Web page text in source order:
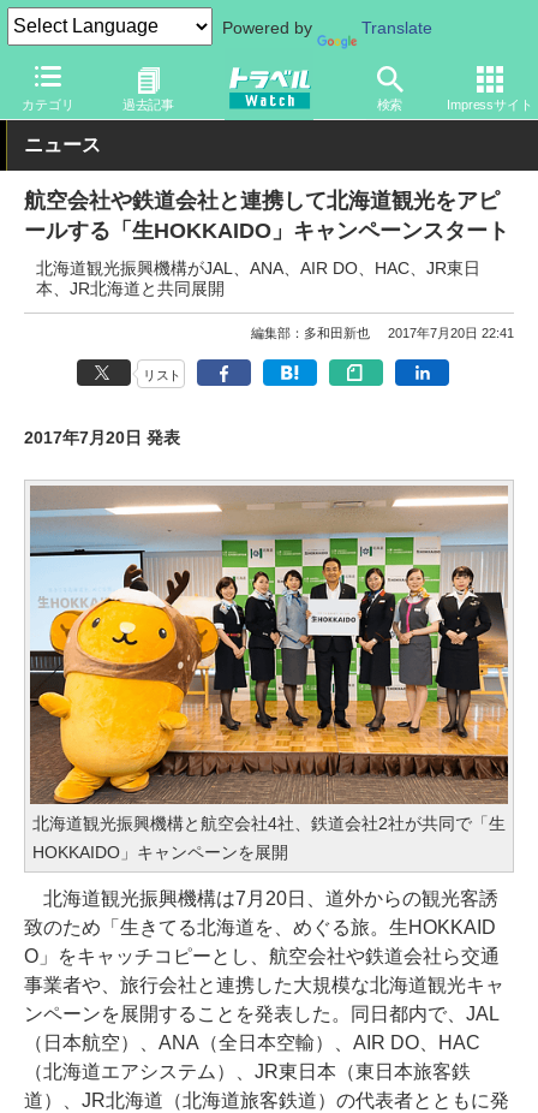
Powered by Translate
カテゴリ 過去記事 検索 Impressサイト
トラベル Watch 地域 国内旅行 北海道
ニュース
航空会社や鉄道会社と連携して北海道観光をアピ
ールする「生HOKKAIDO」キャンペーンスタート
北海道観光振興機構がJAL、ANA、AIR DO、HAC、JR東日
本、JR北海道と共同展開
編集部：多和田新也 2017年7月20日 22:41
リスト
2017年7月20日 発表
北海道観光振興機構と航空会社4社、鉄道会社2社が共同で「生
HOKKAIDO」キャンペーンを展開
北海道観光振興機構は7月20日、道外からの観光客誘
致のため「生きてる北海道を、めぐる旅。生HOKKAID
O」をキャッチコピーとし、航空会社や鉄道会社ら交通
事業者や、旅行会社と連携した大規模な北海道観光キャ
ンペーンを展開することを発表した。同日都内で、JAL
（日本航空）、ANA（全日本空輸）、AIR DO、HAC
（北海道エアシステム）、JR東日本（東日本旅客鉄
道）、JR北海道（北海道旅客鉄道）の代表者とともに発